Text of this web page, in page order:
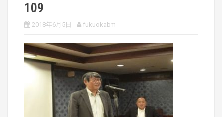
109
2018年6月5日 fukuokabm